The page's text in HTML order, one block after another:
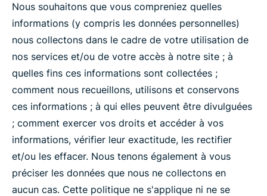
Nous souhaitons que vous compreniez quelles
informations (y compris les données personnelles)
nous collectons dans le cadre de votre utilisation de
nos services et/ou de votre accès à notre site ; à
quelles fins ces informations sont collectées ;
comment nous recueillons, utilisons et conservons
ces informations ; à qui elles peuvent être divulguées
; comment exercer vos droits et accéder à vos
informations, vérifier leur exactitude, les rectifier
et/ou les effacer. Nous tenons également à vous
préciser les données que nous ne collectons en
aucun cas. Cette politique ne s'applique ni ne se